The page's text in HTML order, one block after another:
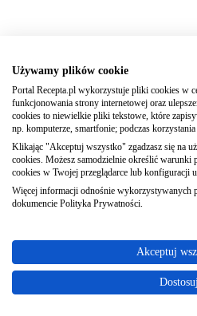
Używamy plików cookie
Portal Recepta.pl wykorzystuje pliki cookies w
funkcjonowania strony internetowej oraz
cookies to niewielkie pliki tekstowe, które
np. komputerze, smartfonie; podczas
Klikając "Akceptuj wszystko" zgadzasz się na
cookies. Możesz samodzielnie określić warunki
cookies w Twojej przeglądarce lub konfiguracji
Więcej informacji odnośnie wykorzystywanych
dokumencie Polityka Prywatności.
Akceptuj
Dostosuj